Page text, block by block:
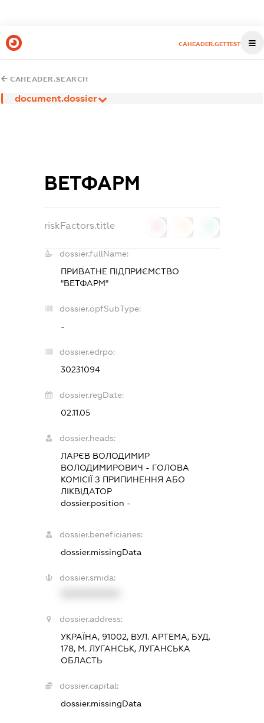
CAHEADER.GETTEST
CAHEADER.SEARCH
document.dossier
ВЕТФАРМ
riskFactors.title
dossier.fullName:
ПРИВАТНЕ ПІДПРИЄМСТВО
"ВЕТФАРМ"
dossier.opfSubType:
-
dossier.edrpo:
30231094
dossier.regDate:
02.11.05
dossier.heads:
ЛАРЄВ ВОЛОДИМИР
ВОЛОДИМИРОВИЧ - ГОЛОВА
КОМІСІЇ З ПРИПИНЕННЯ АБО
ЛІКВІДАТОР
dossier.position -
dossier.beneficiaries:
dossier.missingData
dossier.smida:
dossier.address:
УКРАЇНА, 91002, ВУЛ. АРТЕМА, БУД.
178, М. ЛУГАНСЬК, ЛУГАНСЬКА
ОБЛАСТЬ
dossier.capital:
dossier.missingData